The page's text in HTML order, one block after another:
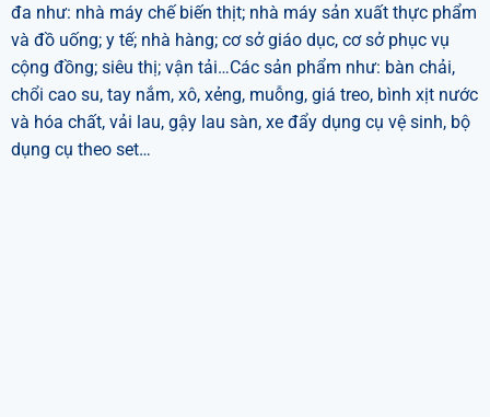
đa như: nhà máy chế biến thịt; nhà máy sản xuất thực phẩm
và đồ uống; y tế; nhà hàng; cơ sở giáo dục, cơ sở phục vụ
cộng đồng; siêu thị; vận tải…Các sản phẩm như: bàn chải,
chổi cao su, tay nắm, xô, xẻng, muỗng, giá treo, bình xịt nước
và hóa chất, vải lau, gậy lau sàn, xe đẩy dụng cụ vệ sinh, bộ
dụng cụ theo set…